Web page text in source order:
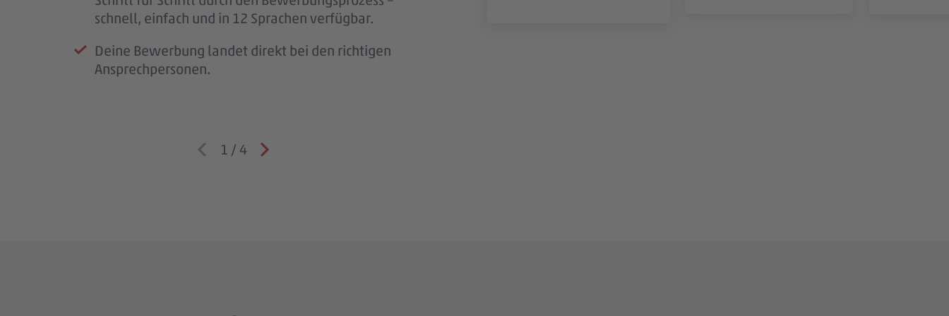
schnell, einfach und in 12 Sprachen verfügbar.
Deine Bewerbung landet direkt bei den richtigen
Ansprechpersonen.
Wenn wir Rückfragen haben, kommen wir aktiv
1 / 4